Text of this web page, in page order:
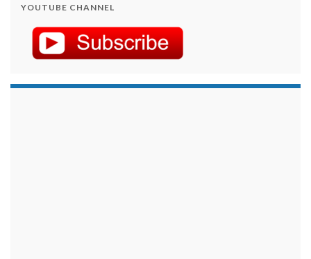
YOUTUBE CHANNEL